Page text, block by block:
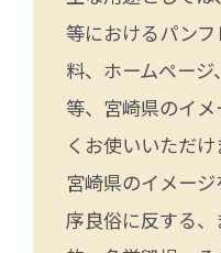
等におけるパン
料、ホームペー
等、宮崎県のイ
くお使いいただけ
宮崎県のイメー
序良俗に反する